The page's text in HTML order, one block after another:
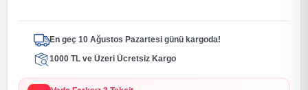
En geç 10 Ağustos Pazartesi günü kargoda!
1000 TL ve Üzeri Ücretsiz Kargo